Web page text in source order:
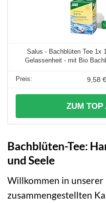
Salus - Bachblüten Tee 1x
Gelassenheit - mit Bio
9,58 €
ZUM TOP
Bachblüten-Tee:
und Seele
Willkommen in
zusammengestellten